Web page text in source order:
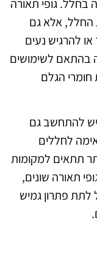
בחלל. גופי תאורה
החלל, אלא גם
או להרגיש נעים
בהתאם לשימושים
הגלם
יש להתחשב גם
לחללים
תתאים למקומות
תאורה שונים,
לתת פתרון גמיש